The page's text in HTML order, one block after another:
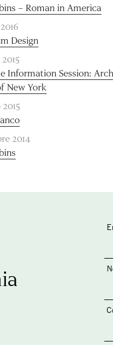
– Roman in America
Design
Information Session:
New York
2014